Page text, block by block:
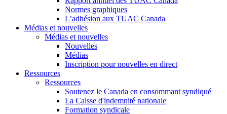
Normes graphiques
L’adhésion aux TUAC Canada
Médias et nouvelles
Médias et nouvelles
Nouvelles
Médias
Inscription pour nouvelles en direct
Ressources
Ressources
Soutenez le Canada en consommant syndiqué
La Caisse d'indemnité nationale
Formation syndicale